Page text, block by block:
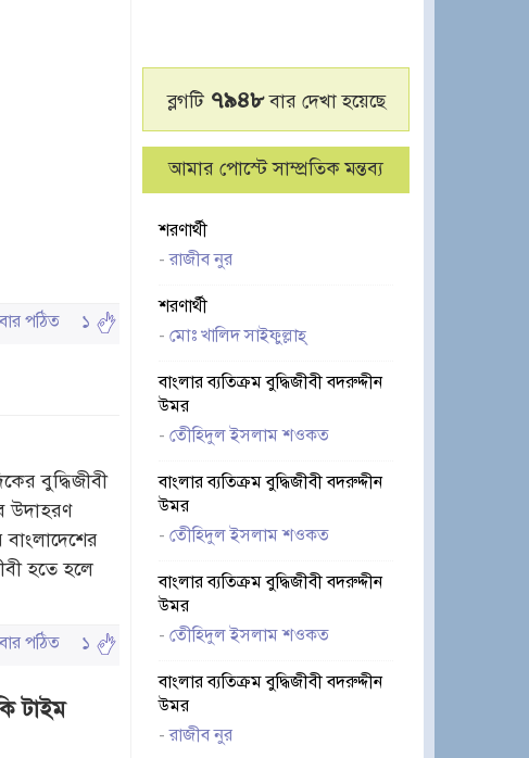
পঠিত ১
বুদ্ধিজীবী
উদাহরণ
হতে হলে
পঠিত ১
টাইম
ব্লগটি ৭৯৪৮বার দেখা হয়েছে
আমার পোস্টে সাম্প্রতিক মন্তব্য
শরণার্থী
-রাজীব নুর
শরণার্থী
- মোঃ খালিদ সাইফুল্লাহ্‌
বাংলার ব্যতিক্রম বুদ্ধিজীবী বদরুদ্দীন
উমর
- তেীহিদুল ইসলাম শওকত
বাংলার ব্যতিক্রম বুদ্ধিজীবী বদরুদ্দীন
উমর
- তেীহিদুল ইসলাম শওকত
বাংলার ব্যতিক্রম বুদ্ধিজীবী বদরুদ্দীন
উমর
- তেীহিদুল ইসলাম শওকত
বাংলার ব্যতিক্রম বুদ্ধিজীবী বদরুদ্দীন
উমর
-রাজীব নুর